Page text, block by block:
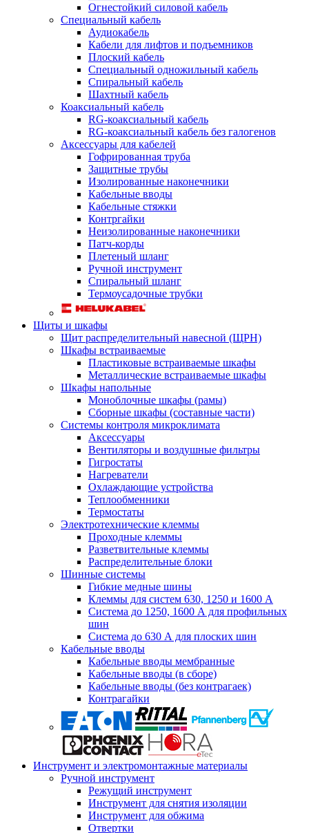
Огнестойкий силовой кабель
Специальный кабель
Аудиокабель
Кабели для лифтов и подъемников
Плоский кабель
Специальный одножильный кабель
Спиральный кабель
Шахтный кабель
Коаксиальный кабель
RG-коаксиальный кабель
RG-коаксиальный кабель без галогенов
Аксессуары для кабелей
Гофрированная труба
Защитные трубы
Изолированные наконечники
Кабельные вводы
Кабельные стяжки
Контргайки
Неизолированные наконечники
Патч-корды
Плетеный шланг
Ручной инструмент
Спиральный шланг
Термоусадочные трубки
Щиты и шкафы
Щит распределительный навесной (ЩРН)
Шкафы встраиваемые
Пластиковые встраиваемые шкафы
Металлические встраиваемые шкафы
Шкафы напольные
Моноблочные шкафы (рамы)
Сборные шкафы (составные части)
Системы контроля микроклимата
Аксессуары
Вентиляторы и воздушные фильтры
Гигростаты
Нагреватели
Охлаждающие устройства
Теплообменники
Термостаты
Электротехнические клеммы
Проходные клеммы
Разветвительные клеммы
Распределительные блоки
Шинные системы
Гибкие медные шины
Клеммы для систем 630, 1250 и 1600 А
Система до 1250, 1600 А для профильных
шин
Система до 630 А для плоских шин
Кабельные вводы
Кабельные вводы мембранные
Кабельные вводы (в сборе)
Кабельные вводы (без контрагаек)
Контрагайки
Инструмент и электромонтажные материалы
Ручной инструмент
Режущий инструмент
Инструмент для снятия изоляции
Инструмент для обжима
Отвертки